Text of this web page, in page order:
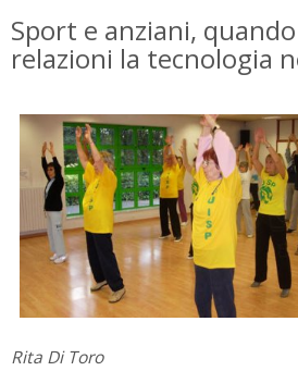
Sport e anziani,
relazioni la tecnologia
Rita Di Toro